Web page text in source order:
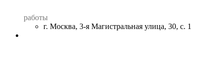
работы
г. Москва, 3-я Магистральная улица, 30, с. 1